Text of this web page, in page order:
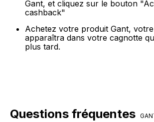
Gant, et cliquez sur le bouton
cashback"
Achetez votre produit Gant,
apparaîtra dans votre cagnotte
plus tard.
Questions fréquentes